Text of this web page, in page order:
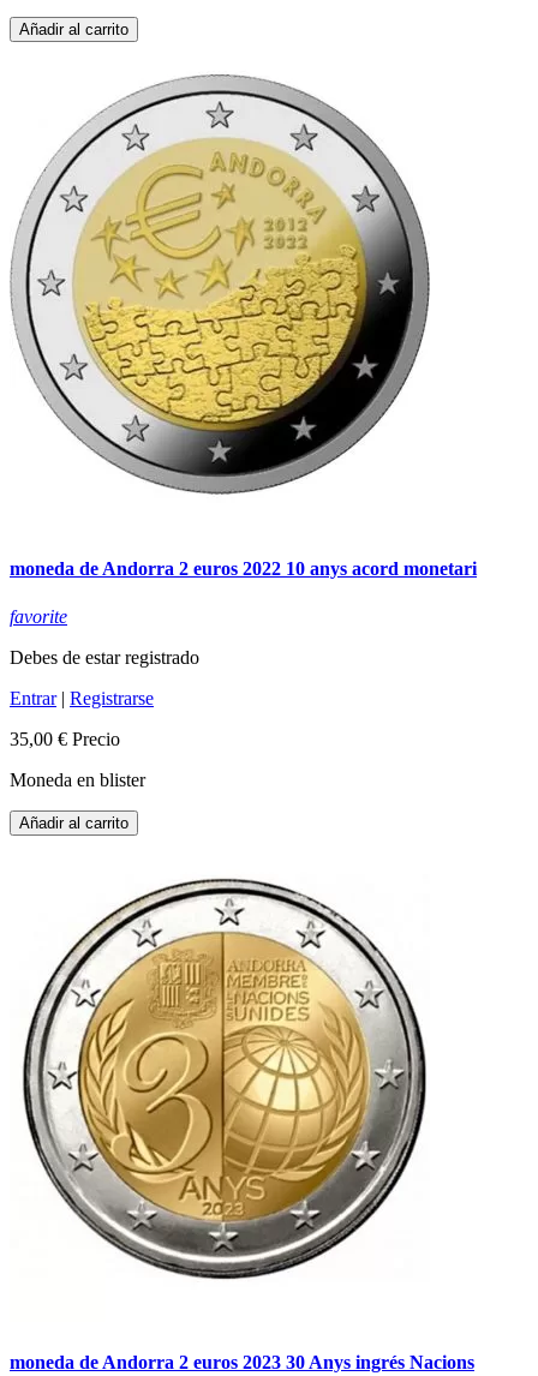
Añadir al carrito
moneda de Andorra 2 euros 2022 10 anys acord monetari
favorite
Debes de estar registrado
Entrar| Registrarse
35,00 € Precio
Moneda en blister
Añadir al carrito
moneda de Andorra 2 euros 2023 30 Anys ingrés Nacions